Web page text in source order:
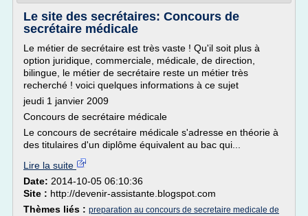
Le site des secrétaires: Concours de
secrétaire médicale
Le métier de secrétaire est très vaste ! Qu'il soit plus à
option juridique, commerciale, médicale, de direction,
bilingue, le métier de secrétaire reste un métier très
recherché ! voici quelques informations à ce sujet
jeudi 1 janvier 2009
Concours de secrétaire médicale
Le concours de secrétaire médicale s'adresse en théorie à
des titulaires d'un diplôme équivalent au bac qui...
Lire la suite
Date: 2014-10-05 06:10:36
Site : http://devenir-assistante.blogspot.com
Thèmes liés : preparation au concours de secretaire medicale de